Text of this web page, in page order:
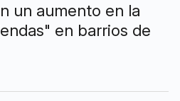
un aumento en la
en barrios de